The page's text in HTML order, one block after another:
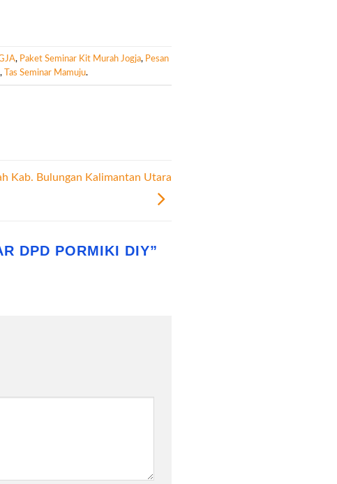
, Paket Seminar Kit Murah Jogja, Pesan
, Tas Seminar Mamuju.
Kab. Bulungan Kalimantan Utara
DPD PORMIKI DIY”